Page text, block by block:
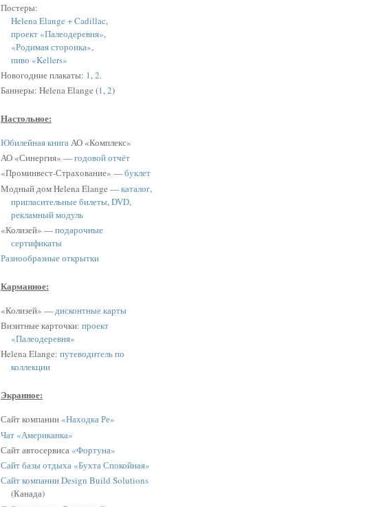
Постеры:
Helena Elange + Cadillac,
проект «Палеодеревня»,
«Родимая сторонка»,
пиво «Kellers»
Новогодние плакаты: 1,2.
Баннеры: Helena Elange (1,2)
Настольное:
Юбилейная книгаАО «Комплекс»
АО «Синергия» —годовой отчёт
«Проминвест-Страхование» —буклет
Модный дом Helena Elange —каталог,
пригласительные билеты,DVD,
рекламный модуль
«Колизей» —подарочные
сертификаты
Разнообразные открытки
Карманное:
«Колизей» —дисконтные карты
Визитные карточки: проект
«Палеодеревня»
Helena Elange: путеводитель по
коллекции
Экранное:
Сайт компании «Находка Ре»
Чат «Американка»
Сайт автосервиса «Фортуна»
Сайт базы отдыха «Бухта Спокойная»
Сайт компании Design Build Solutions
(Канада)